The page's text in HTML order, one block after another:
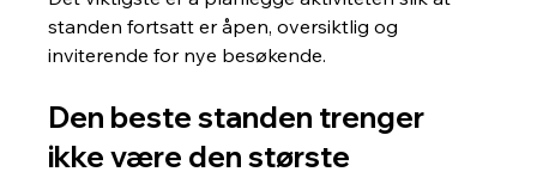
standen fortsatt er åpen, oversiktlig og
inviterende for nye besøkende.
Den beste standen trenger
ikke være den største